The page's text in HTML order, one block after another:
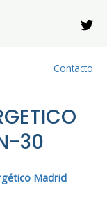
Contacto
30
Madrid